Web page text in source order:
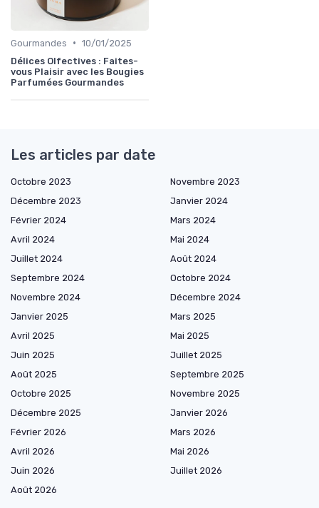
Gourmandes • 10/01/2025
Délices Olfectives : Faites-
vous Plaisir avec les Bougies
Parfumées Gourmandes
Les articles par date
Octobre 2023
Novembre 2023
Décembre 2023
Janvier 2024
Février 2024
Mars 2024
Avril 2024
Mai 2024
Juillet 2024
Août 2024
Septembre 2024
Octobre 2024
Novembre 2024
Décembre 2024
Janvier 2025
Mars 2025
Avril 2025
Mai 2025
Juin 2025
Juillet 2025
Août 2025
Septembre 2025
Octobre 2025
Novembre 2025
Décembre 2025
Janvier 2026
Février 2026
Mars 2026
Avril 2026
Mai 2026
Juin 2026
Juillet 2026
Août 2026